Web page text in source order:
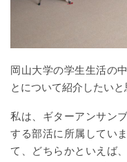
岡山大学の学生生活の
とについて紹介したいと
私は、ギターアンサン
する部活に所属してい
て、どちらかといえば